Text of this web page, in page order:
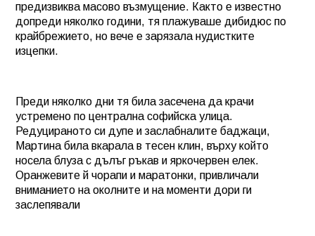
предизвиква масово възмущение. Както е известно
допреди няколко години, тя плажуваше дибидюс по
крайбрежието, но вече е зарязала нудистките
изцепки.
Преди няколко дни тя била засечена да крачи
устремено по централна софийска улица.
Редуцираното си дупе и заслабналите баджаци,
Мартина била вкарала в тесен клин, върху който
носела блуза с дълъг ръкав и яркочервен елек.
Оранжевите й чорапи и маратонки, привличали
вниманието на околните и на моменти дори ги
заслепявали